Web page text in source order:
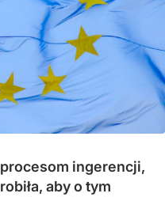
ingerencji,
aby o tym